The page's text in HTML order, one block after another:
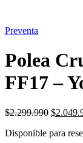
Preventa
Polea
FF17 –
$2.299.990 El
original
$
Disponible para